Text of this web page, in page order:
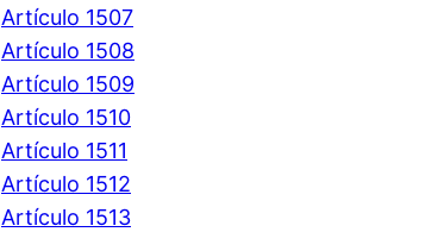
Artículo 1507
Artículo 1508
Artículo 1509
Artículo 1510
Artículo 1511
Artículo 1512
Artículo 1513